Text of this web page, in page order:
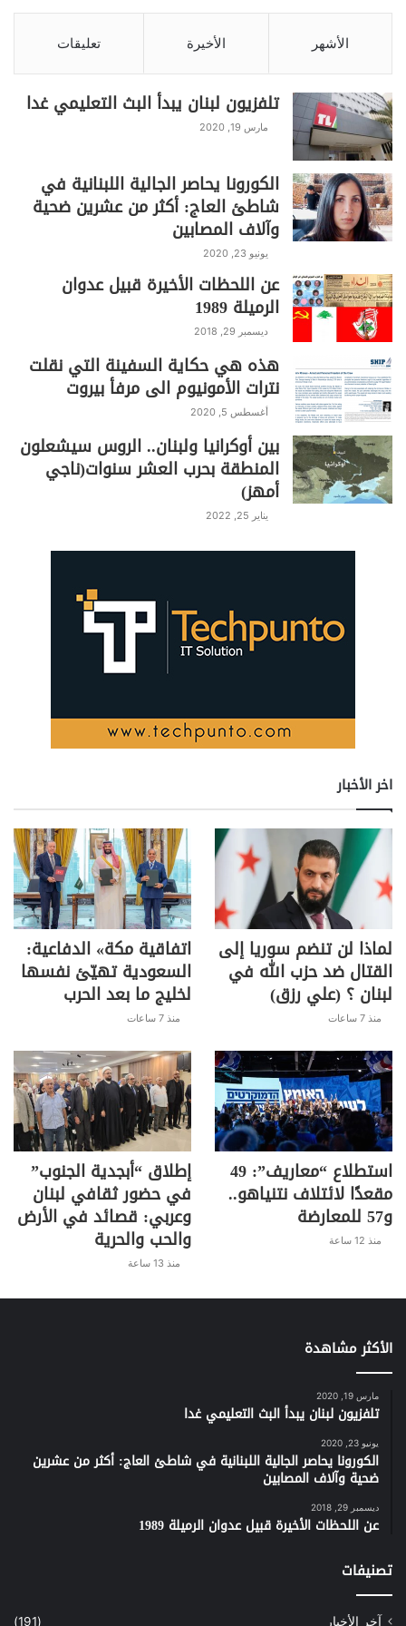
الأشهر الأخيرة تعليقات
تلفزيون لبنان يبدأ البث التعليمي غدا
مارس 19, 2020
الكورونا يحاصر الجالية اللبنانية في
شاطئ العاج: أكثر من عشرين ضحية
وآلاف المصابين
يونيو 23, 2020
عن اللحظات الأخيرة قبيل عدوان
الرميلة 1989
ديسمبر 29, 2018
هذه هي حكاية السفينة التي نقلت
نترات الأمونيوم الى مرفأ بيروت
أغسطس 5, 2020
بين أوكرانيا ولبنان.. الروس سيشعلون
المنطقة بحرب العشر سنوات(ناجي
أمهز)
يناير 25, 2022
اخر الأخبار
لماذا لن تنضم سوريا إلى
القتال ضد حزب الله في
لبنان ؟ (علي رزق)
منذ 7 ساعات
اتفاقية مكة» الدفاعية:
السعودية تهيّئ نفسها
لخليج ما بعد الحرب
منذ 7 ساعات
استطلاع “معاريف”: 49
مقعدًا لائتلاف نتنياهو..
و57 للمعارضة
منذ 12 ساعة
إطلاق “أبجدية الجنوب”
في حضور ثقافي لبنان
وعربي: قصائد في الأرض
والحب والحرية
منذ 13 ساعة
الأكثر مشاهدة
مارس 19, 2020
تلفزيون لبنان يبدأ البث التعليمي غدا
يونيو 23, 2020
الكورونا يحاصر الجالية اللبنانية في شاطئ العاج: أكثر من عشرين
ضحية وآلاف المصابين
ديسمبر 29, 2018
عن اللحظات الأخيرة قبيل عدوان الرميلة 1989
تصنيفات
آخر الأخبار
(191)